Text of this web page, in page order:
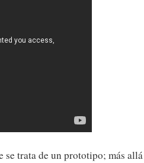
se trata de un prototipo; más allá